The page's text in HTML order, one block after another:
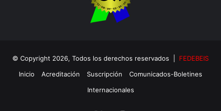
© Copyright 2026, Todos los derechos reservados | FEDEBEIS
Inicio
Acreditación Suscripción
Comunicados-Boletines
Internacionales